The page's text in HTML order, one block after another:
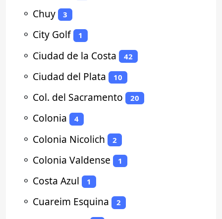
⚬ Chuy 3
⚬ City Golf 1
⚬ Ciudad de la Costa 42
⚬ Ciudad del Plata 10
⚬ Col. del Sacramento 20
⚬ Colonia 4
⚬ Colonia Nicolich 2
⚬ Colonia Valdense 1
⚬ Costa Azul 1
⚬ Cuareim Esquina 2